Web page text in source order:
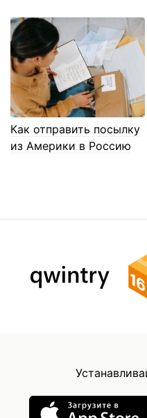
Как отправить посылку
из Америки в Россию